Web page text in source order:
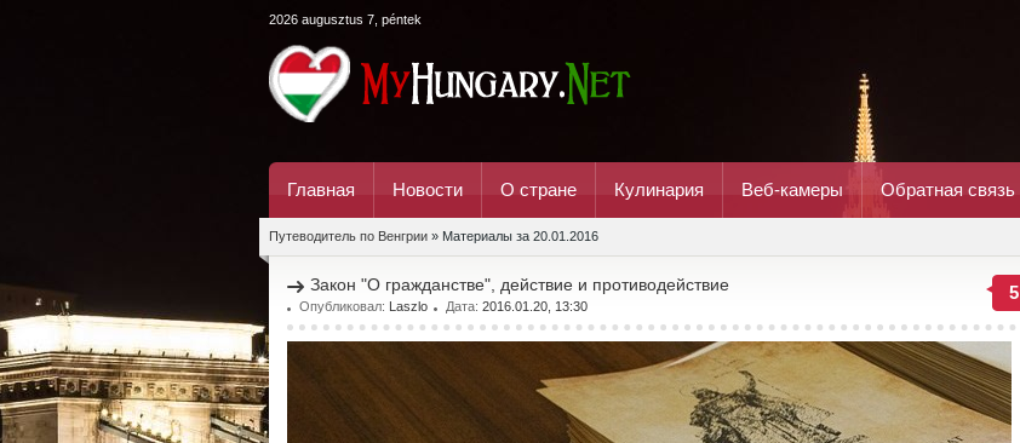
2026 augusztus 7, péntek
Главная Новости О стране Кулинария Веб-камеры Обратная связь
Путеводитель по Венгрии » Материалы за 20.01.2016
5
Закон "О гражданстве", действие и противодействие
Опубликовал: Laszlo Дата: 2016.01.20, 13:30